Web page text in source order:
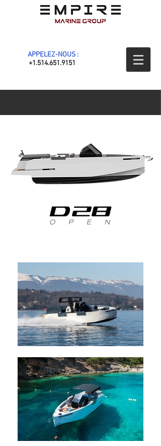
APPELEZ-NOUS :
+1.514.651.9151